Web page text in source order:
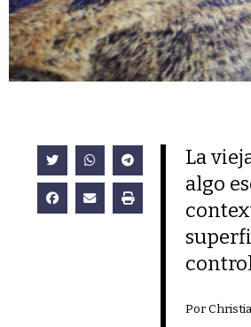
La
algo
Por